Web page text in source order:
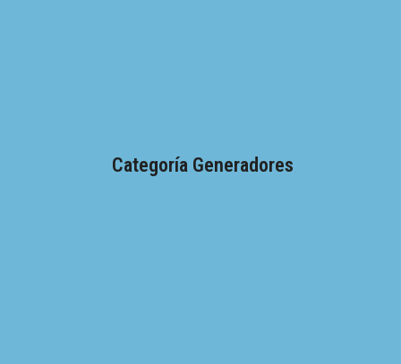
Categoría Generadores